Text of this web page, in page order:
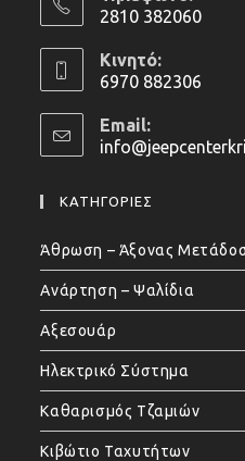
2810 382060
in
your
application
Κινητό:
6970 882306
in
your
Email:
ΚΑΤΗΓΟΡΙΕΣ
Άθρωση – Άξονας
Ανάρτηση – Ψαλίδια
Αξεσουάρ
Ηλεκτρικό Σύστημα
Καθαρισμός Τζαμιών
Κιβώτιο Ταχυτήτων